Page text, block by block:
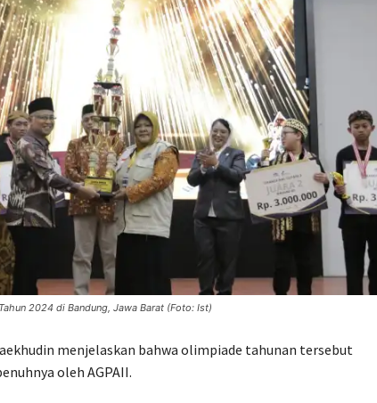
2024 di Bandung, Jawa Barat (Foto: Ist)
menjelaskan bahwa olimpiade tahunan tersebut
oleh AGPAII.